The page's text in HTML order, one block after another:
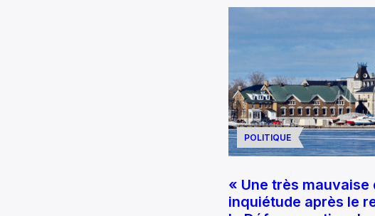
POLITIQUE
« Une très mauvaise
inquiétude après le